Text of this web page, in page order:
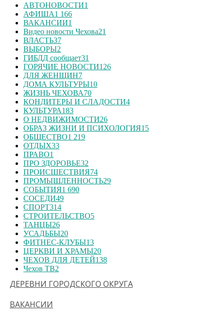
АВТОНОВОСТИ1
АФИША1 166
ВАКАНСИИ1
Видео новости Чехова21
ВЛАСТЬ37
ВЫБОРЫ2
ГИБДД сообщает31
ГОРЯЧИЕ НОВОСТИ126
ДЛЯ ЖЕНЩИН7
ДОМА КУЛЬТУРЫ10
ЖИЗНЬ ЧЕХОВА70
КОНДИТЕРЫ И СЛАДОСТИ4
КУЛЬТУРА183
О НЕДВИЖИМОСТИ26
ОБРАЗ ЖИЗНИ И ПСИХОЛОГИЯ15
ОБЩЕСТВО1 219
ОТДЫХ33
ПРАВО1
ПРО ЗДОРОВЬЕ32
ПРОИСШЕСТВИЯ74
ПРОМЫШЛЕННОСТЬ29
СОБЫТИЯ1 690
СОСЕДИ49
СПОРТ314
СТРОИТЕЛЬСТВО5
ТАНЦЫ26
УСАДЬБЫ20
ФИТНЕС-КЛУБЫ13
ЦЕРКВИ И ХРАМЫ20
ЧЕХОВ ДЛЯ ДЕТЕЙ138
Чехов ТВ2
ДЕРЕВНИ ГОРОДСКОГО ОКРУГА
ВАКАНСИИ